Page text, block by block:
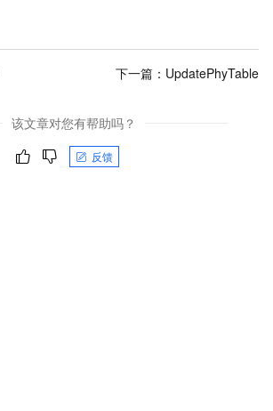
下一篇： UpdatePhyTable
该文章对您有帮助吗？
反馈